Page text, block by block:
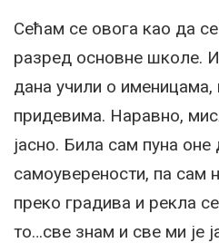
Сећам се овога као да
разред основне школе.
дана учили о именицама,
придевима. Наравно,
јасно. Била сам пуна оне
самоуверености, па сам
преко градива и рекла
то…све знам и све ми је